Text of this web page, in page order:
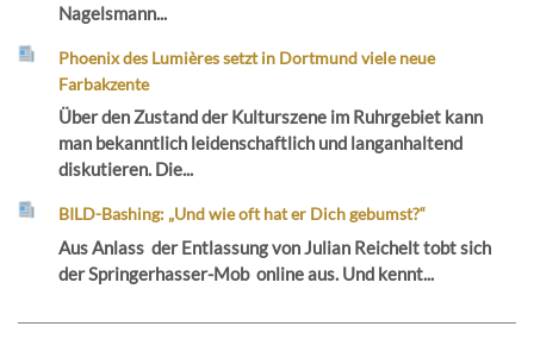
Nagelsmann...
Phoenix des Lumières setzt in Dortmund viele neue
Farbakzente
Über den Zustand der Kulturszene im Ruhrgebiet kann
man bekanntlich leidenschaftlich und langanhaltend
diskutieren. Die...
BILD-Bashing: „Und wie oft hat er Dich gebumst?“
Aus Anlass der Entlassung von Julian Reichelt tobt sich
der Springerhasser-Mob online aus. Und kennt...